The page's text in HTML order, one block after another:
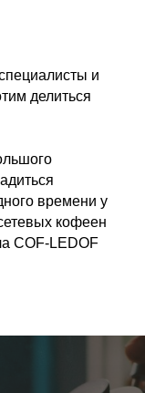
и
делиться
времени у
кофеен
COF-LEDOF